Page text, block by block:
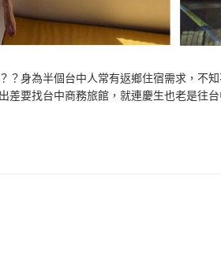
？身為半個台中人常有返鄉住宿需求，不
差要找台中商務旅館，就連慶生也老是往